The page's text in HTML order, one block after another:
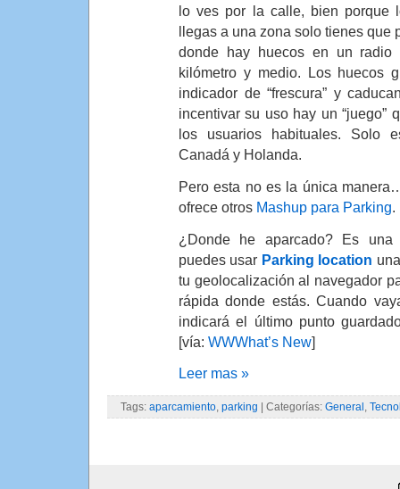
lo ves por la calle, bien porque
llegas a una zona solo tienes
donde hay huecos en un radio
kilómetro y medio. Los huecos
indicador de “frescura” y
incentivar su uso hay un “juego”
los usuarios habituales. Solo
Canadá y Holanda.
Pero esta no es la única
ofrece otros Mashup para Parking.
¿Donde he aparcado? Es una
puedes usar Parking location
tu geolocalización al navegador
rápida donde estás. Cuando
indicará el último punto
[vía: WWWhat’s New]
Leer mas »
Tags: aparcamiento parking | Categorías: General